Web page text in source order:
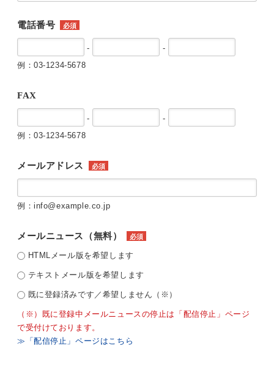
電話番号 必須
-
-
例：03-1234-5678
FAX
-
-
例：03-1234-5678
メールアドレス 必須
例：info@example.co.jp
メールニュース（無料） 必須
HTMLメール版を希望します
テキストメール版を希望します
既に登録済みです／希望しません（※）
（※）既に登録中メールニュースの停止は「配信停止」ページ
で受付けております。
≫「配信停止」ページはこちら